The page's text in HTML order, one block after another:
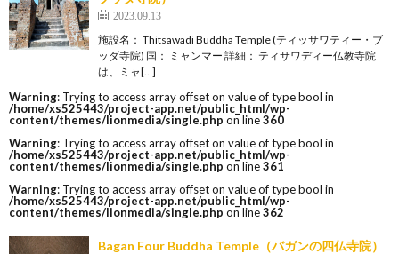
2023.09.13
施設名： Thitsawadi Buddha Temple (ティッサワティー・ブ
ッダ寺院) 国： ミャンマー 詳細： ティサワディー仏教寺院
は、ミャ[…]
Warning: Trying to access array offset on value of type bool in
/home/xs525443/project-app.net/public_html/wp-
content/themes/lionmedia/single.php on line360
Warning: Trying to access array offset on value of type bool in
/home/xs525443/project-app.net/public_html/wp-
content/themes/lionmedia/single.php on line361
Warning: Trying to access array offset on value of type bool in
/home/xs525443/project-app.net/public_html/wp-
content/themes/lionmedia/single.php on line362
Bagan Four Buddha Temple（バガンの四仏寺院）